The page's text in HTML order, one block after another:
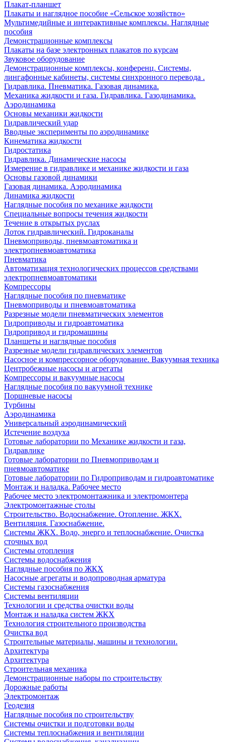
Плакат-планшет
Плакаты и наглядное пособие «Сельское хозяйство»
Мультимедийные и интерактивные комплексы. Наглядные
пособия
Демонстрационные комплексы
Плакаты на базе электронных плакатов по курсам
Звуковое оборудование
Демонстрационные комплексы, конференц. Системы,
лингафонные кабинеты, системы синхронного перевода .
Гидравлика. Пневматика. Газовая динамика.
Механика жидкости и газа. Гидравлика. Газодинамика.
Аэродинамика
Основы механики жидкости
Гидравлический удар
Вводные эксперименты по аэродинамике
Кинематика жидкости
Гидростатика
Гидравлика. Динамические насосы
Измерение в гидравлике и механике жидкости и газа
Основы газовой динамики
Газовая динамика. Аэродинамика
Динамика жидкости
Наглядные пособия по механике жидкости
Специальные вопросы течения жидкости
Течение в открытых руслах
Лоток гидравлический. Гидроканалы
Пневмоприводы, пневмоавтоматика и
электропневмоавтоматика
Пневматика
Автоматизация технологических процессов средствами
электропневмоавтоматики
Компрессоры
Наглядные пособия по пневматике
Пневмоприводы и пневмоавтоматика
Разрезные модели пневматических элементов
Гидроприводы и гидроавтоматика
Гидропривод и гидромашины
Планшеты и наглядные пособия
Разрезные модели гидравлических элементов
Насосное и компрессорное оборудование. Вакуумная техника
Центробежные насосы и агрегаты
Компрессоры и вакуумные насосы
Наглядные пособия по вакуумной технике
Поршневые насосы
Турбины
Аэродинамика
Универсальный аэродинамический
Истечение воздуха
Готовые лаборатории по Механике жидкости и газа,
Гидравлике
Готовые лаборатории по Пневмоприводам и
пневмоавтоматике
Готовые лаборатории по Гидроприводам и гидроавтоматике
Монтаж и наладка. Рабочее место
Рабочее место электромонтажника и электромонтера
Электромонтажные столы
Строительство. Водоснабжение. Отопление. ЖКХ.
Вентиляция. Газоснабжение.
Системы ЖКХ. Водо, энерго и теплоснабжение. Очистка
сточных вод
Системы отопления
Системы водоснабжения
Наглядные пособия по ЖКХ
Насосные агрегаты и водопроводная арматура
Системы газоснабжения
Системы вентиляции
Технологии и средства очистки воды
Монтаж и наладка систем ЖКХ
Технология строительного производства
Очистка вод
Строительные материалы, машины и технологии.
Архитектура
Архитектура
Cтроительная механика
Демонстрационные наборы по строительству
Дорожные работы
Электромонтаж
Геодезия
Наглядные пособия по строительству
Системы очистки и подготовки воды
Системы теплоснабжения и вентиляции